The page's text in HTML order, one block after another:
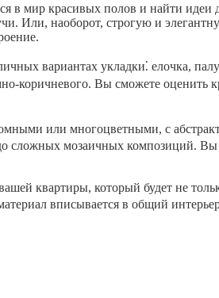
в мир красивых полов и найти идеи
Или, наоборот, строгую и
вариантах укладки⁚ елочка,
коричневого. Вы сможете оценить
или многоцветными, с
до сложных мозаичных композиций.
квартиры, который будет не
вписывается в общий